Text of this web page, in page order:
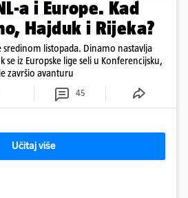
a i Europe. Kad
Hajduk i Rijeka?
listopada. Dinamo nastavlja
se iz Europske lige seli u Konferencijsku,
završio avanturu
45
Učitaj više